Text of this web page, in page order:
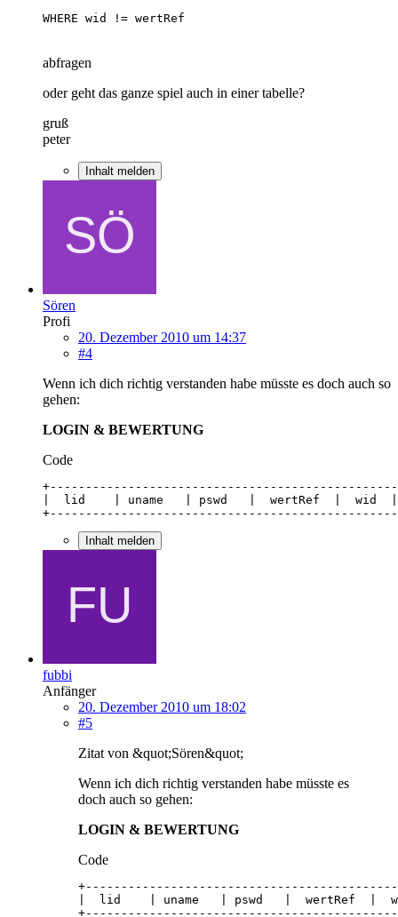
WHERE wid != wertRef
abfragen
oder geht das ganze spiel auch in einer tabelle?
gruß
peter
Inhalt melden
Sören
Profi
20. Dezember 2010 um 14:37
#4
Wenn ich dich richtig verstanden habe müsste es doch auch so
gehen:
LOGIN & BEWERTUNG
Code
Inhalt melden
fubbi
Anfänger
20. Dezember 2010 um 18:02
#5
Zitat von &quot;Sören&quot;
Wenn ich dich richtig verstanden habe müsste es
doch auch so gehen:
LOGIN & BEWERTUNG
Code